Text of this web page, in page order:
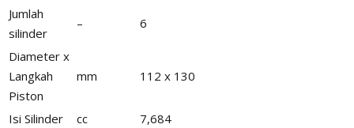
Jumlah
silinder
– 6
Diameter x
Langkah
Piston
mm 112 x 130
Isi Silinder cc
7,684